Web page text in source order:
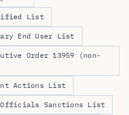
List
End User List
Order 13959 (non-
Actions List
Officials Sanctions List